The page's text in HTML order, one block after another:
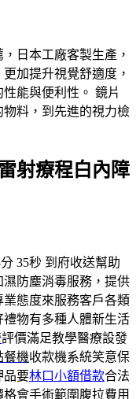
日本工廠客製生產，
加提升視覺舒適度，
能與便利性。 鏡片
料，到先進的視力檢
射療程白內障
35秒 到府收送幫助
濕防塵消毒服務，提供
業態度來服務客戶各類
禮物有多種人體新生活
評價滿足教學醫療設發
餐機收款機系統笑意保
品要林口小額借款合法
會手術範圍 腹拉費用